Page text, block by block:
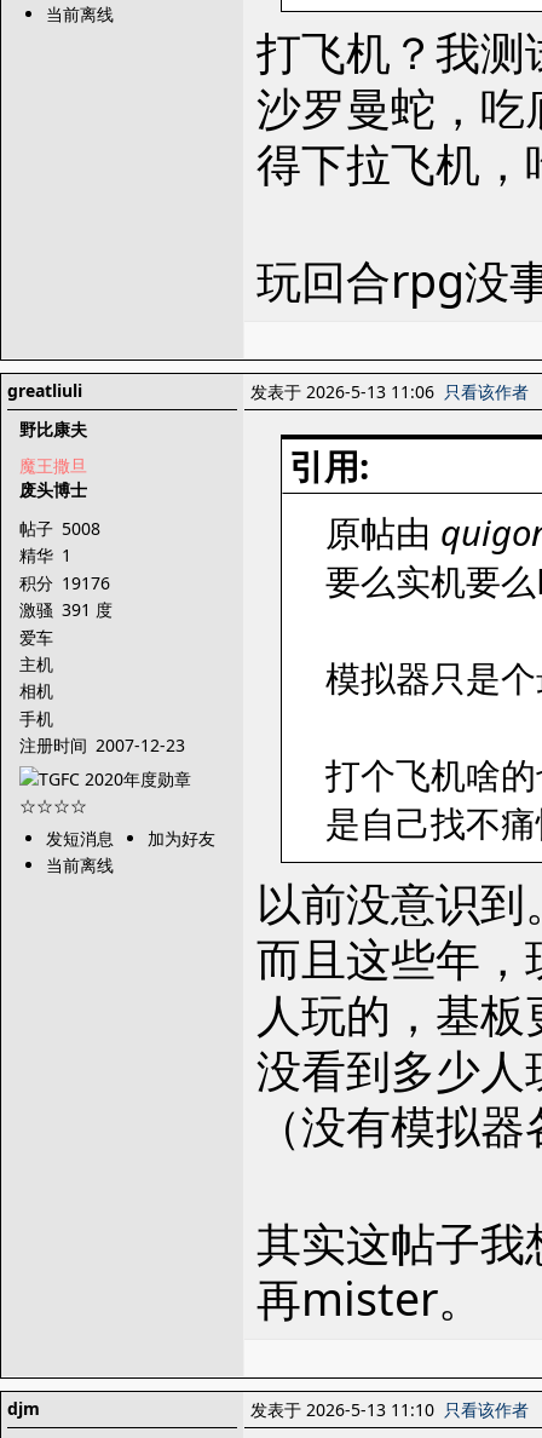
当前离线
打飞机？我
沙罗曼蛇，
得下拉飞机
玩回合rpg没
greatliuli
野比康夫
魔王撒旦
废头博士
帖子 5008
精华 1
积分 19176
激骚 391 度
爱车
主机
相机
手机
注册时间 2007-12-23
发短消息
加为好友
当前离线
发表于 2026-5-13 11:06 只看该作者
引用:
原帖由
要么实机要
模拟器只是
打个飞机啥
是自己找不
以前没意识到
而且这些年
人玩的，基板
没看到多少
（没有模拟
其实这帖子
再mister。
djm
发表于 2026-5-13 11:10 只看该作者